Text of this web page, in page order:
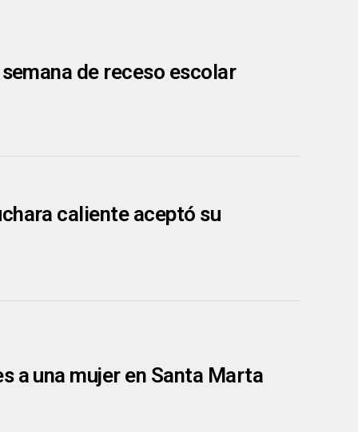
de receso escolar
caliente aceptó su
a una mujer en Santa Marta